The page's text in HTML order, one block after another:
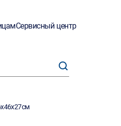
Сервисный центр